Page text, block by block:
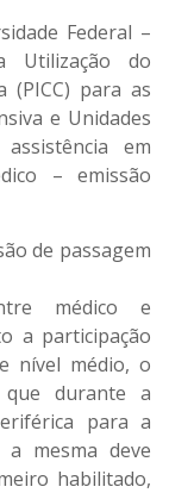
Federal –
Utilização do
(PICC) para as
e Unidades
em
– emissão
de passagem
médico e
a participação
nível médio, o
que durante a
para a
a mesma deve
habilitado,